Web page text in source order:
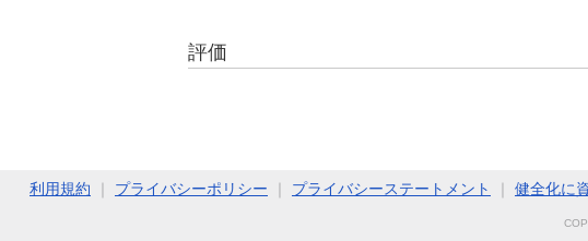
評価
利用規約 プライバシーポリシー プライバシーステートメント 健全化に